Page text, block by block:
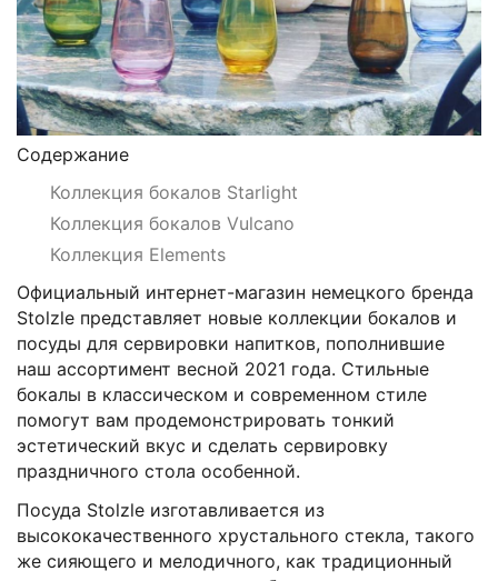
Содержание
Коллекция бокалов Starlight
Коллекция бокалов Vulcano
Коллекция Elements
Официальный интернет-магазин немецкого бренда
Stolzle представляет новые коллекции бокалов и
посуды для сервировки напитков, пополнившие
наш ассортимент весной 2021 года. Стильные
бокалы в классическом и современном стиле
помогут вам продемонстрировать тонкий
эстетический вкус и сделать сервировку
праздничного стола особенной.
Посуда Stolzle изготавливается из
высококачественного хрустального стекла, такого
же сияющего и мелодичного, как традиционный